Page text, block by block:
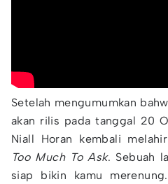
Setelah mengumumkan
akan rilis pada tanggal 20
Niall Horan kembali
Too Much To Ask. Sebuah
siap bikin kamu merenung.